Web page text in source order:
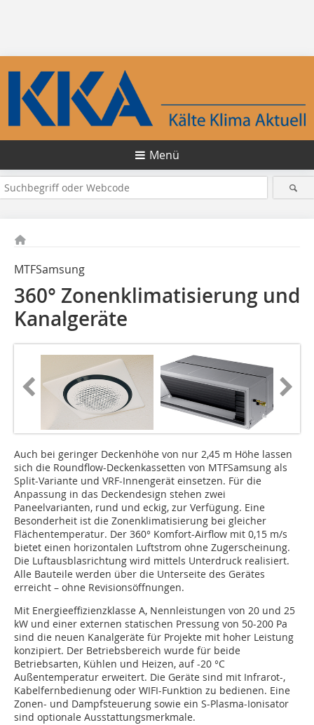
Menü
MTFSamsung
360° Zonenklimatisierung und
Kanalgeräte
Auch bei geringer Deckenhöhe von nur 2,45 m Höhe lassen
sich die Roundflow-Deckenkassetten von MTFSamsung als
Split-Variante und VRF-Innengerät einsetzen. Für die
Anpassung in das Deckendesign stehen zwei
Paneelvarianten, rund und eckig, zur Verfügung. Eine
Besonderheit ist die Zonenklimatisierung bei gleicher
Flächentemperatur. Der 360° Komfort-Airflow mit 0,15 m/s
bietet einen horizontalen Luftstrom ohne Zugerscheinung.
Die Luftausblasrichtung wird mittels Unterdruck realisiert.
Alle Bauteile werden über die Unterseite des Gerätes
erreicht – ohne Revisionsöffnungen.
Mit Energieeffizienzklasse A, Nennleistungen von 20 und 25
kW und einer externen statischen Pressung von 50-200 Pa
sind die neuen Kanalgeräte für Projekte mit hoher Leistung
konzipiert. Der Betriebsbereich wurde für beide
Betriebsarten, Kühlen und Heizen, auf -20 °C
Außentemperatur erweitert. Die Geräte sind mit Infrarot-,
Kabelfernbedienung oder WIFI-Funktion zu bedienen. Eine
Zonen- und Dampfsteuerung sowie ein S-Plasma-Ionisator
sind optionale Ausstattungsmerkmale.